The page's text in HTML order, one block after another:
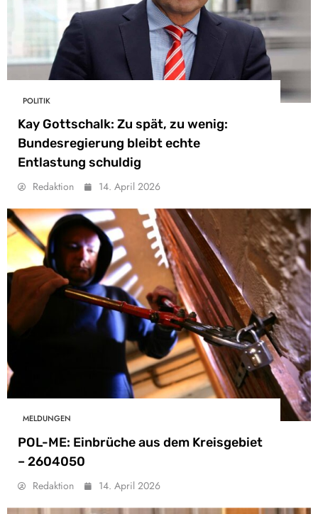
POLITIK
Kay Gottschalk: Zu spät, zu wenig:
Bundesregierung bleibt echte
Entlastung schuldig
Redaktion 14. April 2026
MELDUNGEN
POL-ME: Einbrüche aus dem Kreisgebiet
– 2604050
Redaktion 14. April 2026